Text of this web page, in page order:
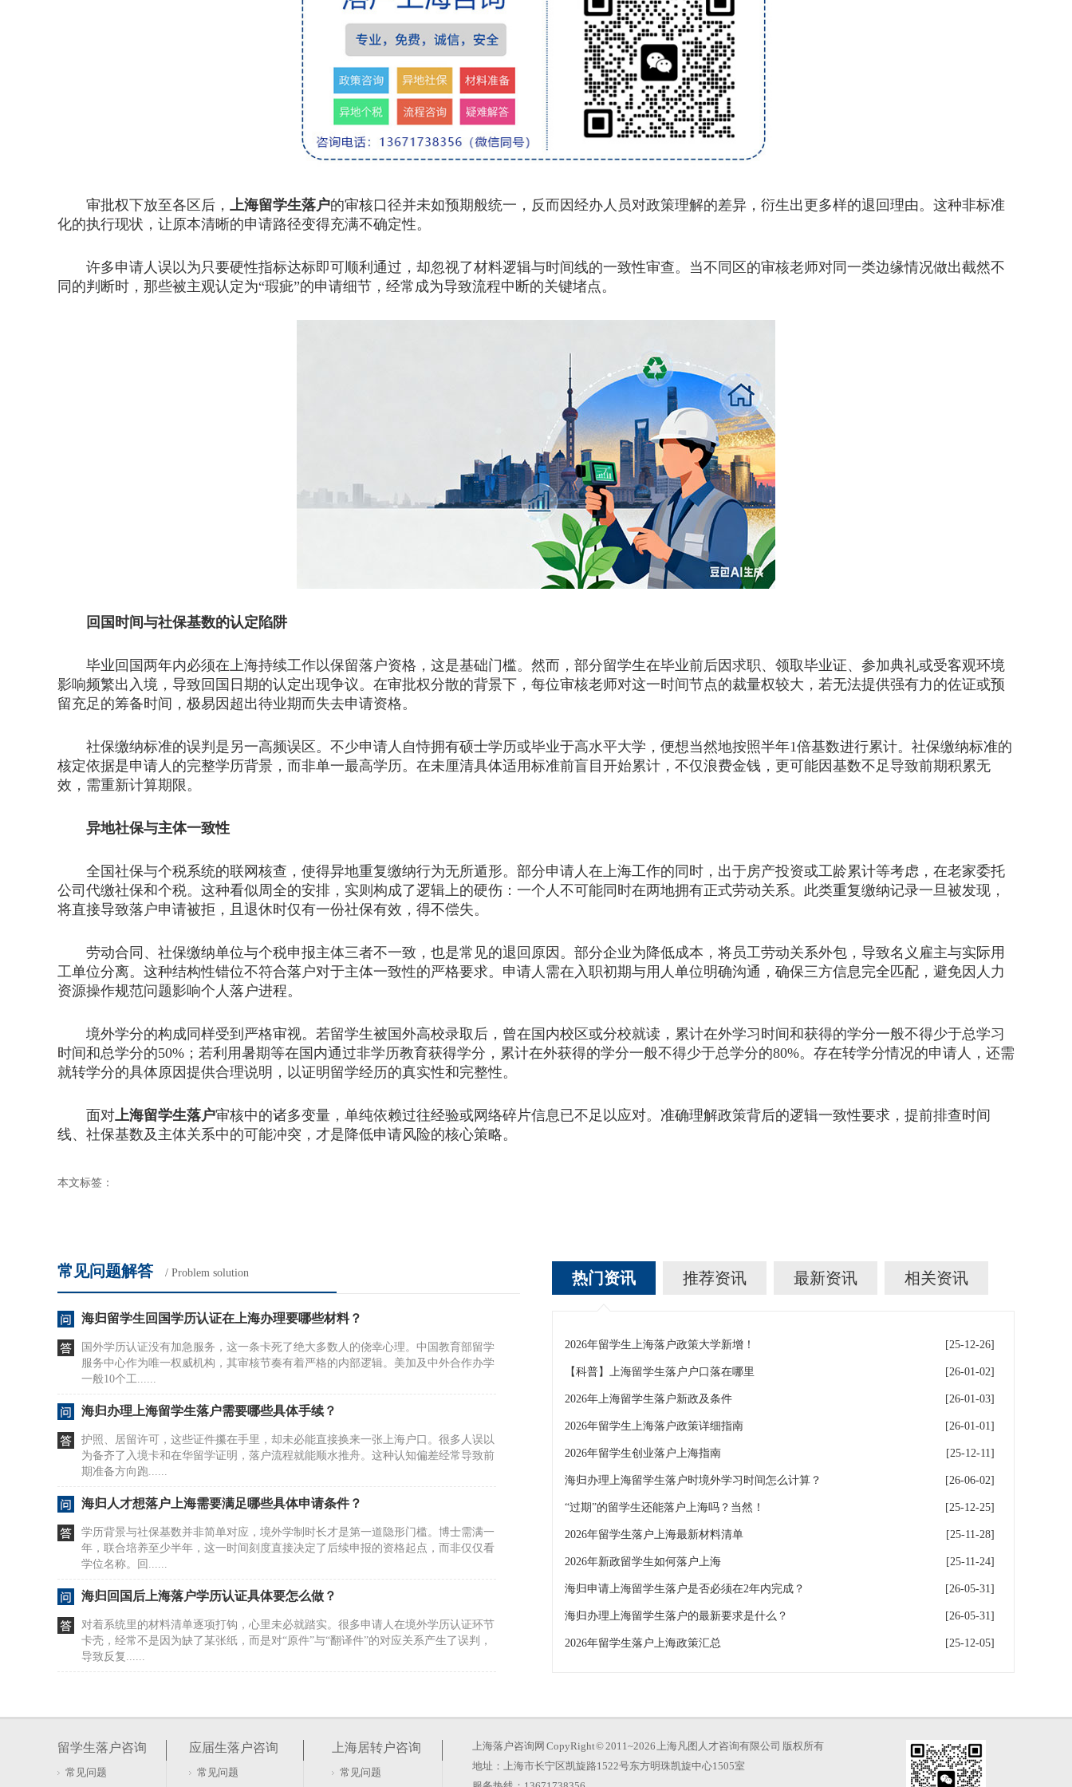
审批权下放至各区后， 上海留学生落户的审核口径并未如预期般统一，反而因经办人员对政策理解的差异，衍生出更多样的退回理由。这种非标准
化的执行现状，让原本清晰的申请路径变得充满不确定性。
许多申请人误以为只要硬性指标达标即可顺利通过，却忽视了材料逻辑与时间线的一致性审查。当不同区的审核老师对同一类边缘情况做出截然不
同的判断时，那些被主观认定为“瑕疵”的申请细节，经常成为导致流程中断的关键堵点。
回国时间与社保基数的认定陷阱
毕业回国两年内必须在上海持续工作以保留落户资格，这是基础门槛。然而，部分留学生在毕业前后因求职、领取毕业证、参加典礼或受客观环境
影响频繁出入境，导致回国日期的认定出现争议。在审批权分散的背景下，每位审核老师对这一时间节点的裁量权较大，若无法提供强有力的佐证或预
留充足的筹备时间，极易因超出待业期而失去申请资格。
社保缴纳标准的误判是另一高频误区。不少申请人自恃拥有硕士学历或毕业于高水平大学，便想当然地按照半年1倍基数进行累计。社保缴纳标准的
核定依据是申请人的完整学历背景，而非单一最高学历。在未厘清具体适用标准前盲目开始累计，不仅浪费金钱，更可能因基数不足导致前期积累无
效，需重新计算期限。
异地社保与主体一致性
全国社保与个税系统的联网核查，使得异地重复缴纳行为无所遁形。部分申请人在上海工作的同时，出于房产投资或工龄累计等考虑，在老家委托
公司代缴社保和个税。这种看似周全的安排，实则构成了逻辑上的硬伤：一个人不可能同时在两地拥有正式劳动关系。此类重复缴纳记录一旦被发现，
将直接导致落户申请被拒，且退休时仅有一份社保有效，得不偿失。
劳动合同、社保缴纳单位与个税申报主体三者不一致，也是常见的退回原因。部分企业为降低成本，将员工劳动关系外包，导致名义雇主与实际用
工单位分离。这种结构性错位不符合落户对于主体一致性的严格要求。申请人需在入职初期与用人单位明确沟通，确保三方信息完全匹配，避免因人力
资源操作规范问题影响个人落户进程。
境外学分的构成同样受到严格审视。若留学生被国外高校录取后，曾在国内校区或分校就读，累计在外学习时间和获得的学分一般不得少于总学习
时间和总学分的50%；若利用暑期等在国内通过非学历教育获得学分，累计在外获得的学分一般不得少于总学分的80%。存在转学分情况的申请人，还需
就转学分的具体原因提供合理说明，以证明留学经历的真实性和完整性。
面对上海留学生落户审核中的诸多变量，单纯依赖过往经验或网络碎片信息已不足以应对。准确理解政策背后的逻辑一致性要求，提前排查时间
线、社保基数及主体关系中的可能冲突，才是降低申请风险的核心策略。
本文标签：
常见问题解答 / Problem solution
海归留学生回国学历认证在上海办理要哪些材料？
国外学历认证没有加急服务，这一条卡死了绝大多数人的侥幸心理。中国教育部留学
服务中心作为唯一权威机构，其审核节奏有着严格的内部逻辑。美加及中外合作办学
一般10个工......
海归办理上海留学生落户需要哪些具体手续？
护照、居留许可，这些证件攥在手里，却未必能直接换来一张上海户口。很多人误以
为备齐了入境卡和在华留学证明，落户流程就能顺水推舟。这种认知偏差经常导致前
期准备方向跑......
海归人才想落户上海需要满足哪些具体申请条件？
学历背景与社保基数并非简单对应，境外学制时长才是第一道隐形门槛。博士需满一
年，联合培养至少半年，这一时间刻度直接决定了后续申报的资格起点，而非仅仅看
学位名称。回......
海归回国后上海落户学历认证具体要怎么做？
对着系统里的材料清单逐项打钩，心里未必就踏实。很多申请人在境外学历认证环节
卡壳，经常不是因为缺了某张纸，而是对“原件”与“翻译件”的对应关系产生了误判，
导致反复......
把上海留学生落户简单等同于“交钱办证”，是许多刚回国同学最容易踩的认知误区。
费，而是由......
海归申请上海留学生落户需满足的条件有哪些？
热门资讯 推荐资讯 最新资讯 相关资讯
2026年留学生上海落户政策大学新增！ [25-12-26]
【科普】上海留学生落户户口落在哪里 [26-01-02]
2026年上海留学生落户新政及条件 [26-01-03]
2026年留学生上海落户政策详细指南 [26-01-01]
2026年留学生创业落户上海指南 [25-12-11]
海归办理上海留学生落户时境外学习时间怎么计算？ [26-06-02]
“过期”的留学生还能落户上海吗？当然！ [25-12-25]
2026年留学生落户上海最新材料清单 [25-11-28]
2026年新政留学生如何落户上海 [25-11-24]
海归申请上海留学生落户是否必须在2年内完成？ [26-05-31]
海归办理上海留学生落户的最新要求是什么？ [26-05-31]
2026年留学生落户上海政策汇总 [25-12-05]
留学生落户咨询
常见问题
应届生落户咨询
常见问题
上海居转户咨询
常见问题
上海落户咨询网 CopyRight © 2011~2026 上海凡图人才咨询有限公司 版权所有
地址：上海市长宁区凯旋路1522号东方明珠凯旋中心1505室